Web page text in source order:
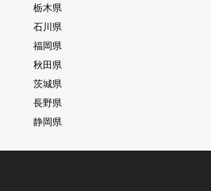
栃木県
石川県
福岡県
秋田県
茨城県
長野県
静岡県